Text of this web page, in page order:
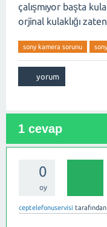
çalışmıyor başta
orjinal kulaklığı zaten
sony kamera sorunu
1 cevap
0
oy
ceptelefonuservisi tarafından